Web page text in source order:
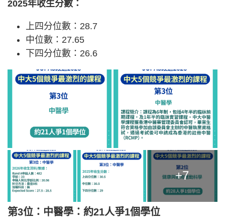
2025年收生分數：
上四分位數：28.7
中位數：27.65
下四分位數：26.6
+7
第3位：中醫學：約21人爭1個學位